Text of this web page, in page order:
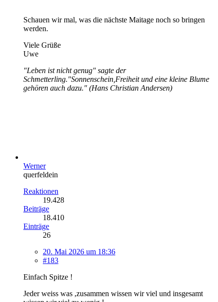
Schauen wir mal, was die nächste Maitage noch so bringen
werden.
Viele Grüße
Uwe
"Leben ist nicht genug" sagte der
Schmetterling."Sonnenschein,Freiheit und eine kleine Blume
gehören auch dazu." (Hans Christian Andersen)
Werner
querfeldein
Reaktionen
19.428
Beiträge
18.410
Einträge
26
20. Mai 2026 um 18:36
#183
Einfach Spitze !
Jeder weiss was ,zusammen wissen wir viel und insgesamt